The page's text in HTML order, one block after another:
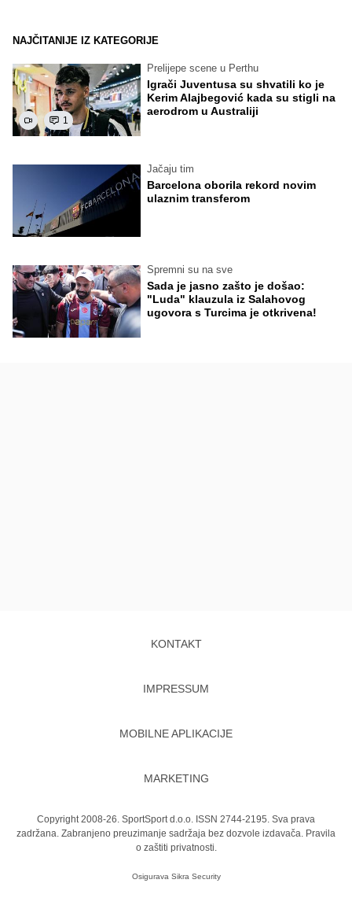
NAJČITANIJE IZ KATEGORIJE
1
Prelijepe scene u Perthu
Igrači Juventusa su shvatili ko je
Kerim Alajbegović kada su stigli na
aerodrom u Australiji
Jačaju tim
Barcelona oborila rekord novim
ulaznim transferom
Spremni su na sve
Sada je jasno zašto je došao:
"Luda" klauzula iz Salahovog
ugovora s Turcima je otkrivena!
KONTAKT
IMPRESSUM
MOBILNE APLIKACIJE
MARKETING
Copyright 2008-26. SportSport d.o.o. ISSN 2744-2195. Sva prava
zadržana. Zabranjeno preuzimanje sadržaja bez dozvole izdavača. Pravila
o zaštiti privatnosti.
Osigurava Sikra Security